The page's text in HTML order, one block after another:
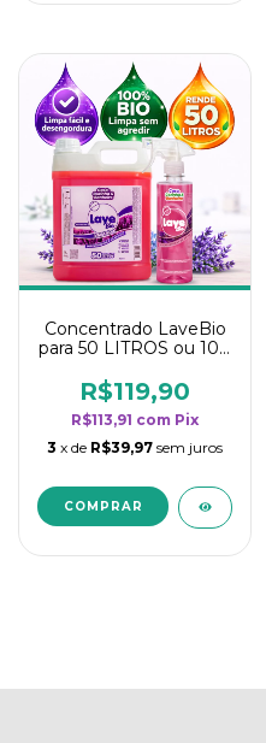
Concentrado LaveBio
para 50 LITROS ou 100
rendimento da
categoria - Lavanda
R$119,90
R$113,91 com Pix
3 x de R$39,97 sem juros